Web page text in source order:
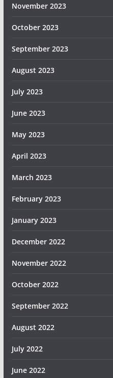
November 2023
October 2023
September 2023
August 2023
July 2023
June 2023
May 2023
April 2023
March 2023
February 2023
January 2023
December 2022
November 2022
October 2022
September 2022
August 2022
July 2022
June 2022